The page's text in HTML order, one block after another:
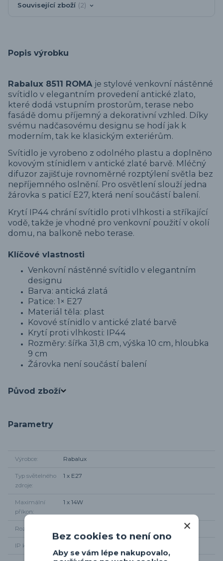
Související zboží 2
Popis výrobku
Rabalux 8511 ROMA je stylové venkovní nástěnné
svítidlo v elegantním provedení antické zlato,
které dodá vstupním prostorům, terase nebo
fasádě domu příjemný a dekorativní vzhled. Díky
svému nadčasovému designu se hodí jak k
moderním, tak ke klasickým exteriérům.
Svítidlo je vyrobeno z odolného plastu a doplněno
kovovým stínidlem v antické zlaté barvě. Mléčný
difuzor zajišťuje rovnoměrné rozptýlení světla bez
nepříjemného oslnění. Pro osvětlení slouží jedna
žárovka s paticí E27, která není součástí balení.
Krytí IP44 chrání svítidlo proti vlhkosti a stříkající
vodě, takže je vhodné pro venkovní použití v okolí
domu, na balkoně nebo terase.
Klíčové vlastnosti
Venkovní nástěnné svítidlo v elegantním
designu
Barva: antická zlatá
Patice: 1× E27
Materiál těla: plast
Kovové stínidlo v antické zlaté barvě
Krytí proti vlhkosti: IP44
Rozměry: šířka 31,8 cm, výška 10 cm, hloubka
9 cm
Žárovka není součástí balení
Původ zboží
Parametry
Výrobce Rabalux
Typ světelného
zdroje
1 x E27
Maximální
příkon
1 x 14W
Rozměr svítidla
IP krytí
Bez cookies to není ono
Aby se vám lépe nakupovalo,